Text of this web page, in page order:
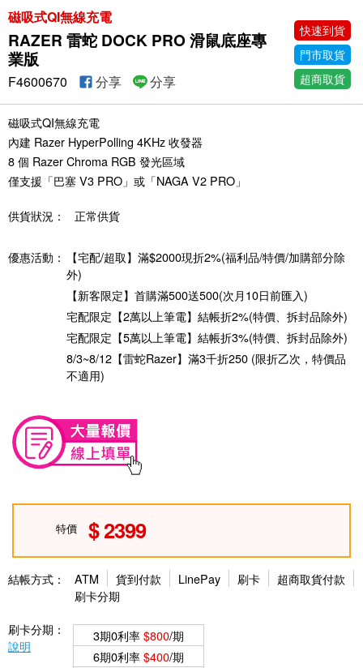
磁吸式QI無線充電
RAZER 雷蛇 DOCK PRO 滑鼠底座專
業版
快速到貨
門市取貨
超商取貨
F4600670 分享 分享
磁吸式QI無線充電
內建 Razer HyperPolling 4KHz 收發器
8 個 Razer Chroma RGB 發光區域
僅支援「巴塞 V3 PRO」或「NAGA V2 PRO」
供貨狀況： 正常供貨
優惠活動：
【宅配/超取】滿$2000現折2%(福利品/特價/加購部分除
外)
【新客限定】首購滿500送500(次月10日前匯入)
宅配限定【2萬以上筆電】結帳折2%(特價、拆封品除外)
宅配限定【5萬以上筆電】結帳折3%(特價、拆封品除外)
8/3~8/12【雷蛇Razer】滿3千折250 (限折乙次，特價品
不適用)
特價 2399
結帳方式： ATM 貨到付款 LinePay 刷卡
超商取貨付款
刷卡分期
刷卡分期：
說明
3期0利率$800/期
6期0利率$400/期